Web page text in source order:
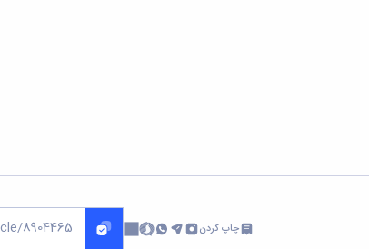
چاپ کردن